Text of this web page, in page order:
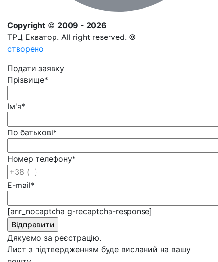
Copyright © 2009 - 2026
ТРЦ Екватор. All right reserved. ©
створено
Подати заявку
Прізвище*
Ім'я*
По батькові*
Номер телефону*
E-mail*
[anr_nocaptcha g-recaptcha-response]
Дякуємо за реєстрацію.
Лист з підтвердженням буде висланий на вашу